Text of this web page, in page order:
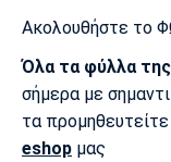
Ακολουθήστε το
Όλα τα φύλλα
σήμερα με
τα
eshop μας